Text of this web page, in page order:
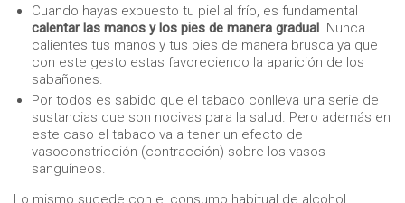
Cuando hayas expuesto tu piel al frío, es fundamental
calentar las manos y los pies de manera gradual. Nunca
calientes tus manos y tus pies de manera brusca ya que
con este gesto estas favoreciendo la aparición de los
sabañones.
Por todos es sabido que el tabaco conlleva una serie de
sustancias que son nocivas para la salud. Pero además en
este caso el tabaco va a tener un efecto de
vasoconstricción (contracción) sobre los vasos
sanguíneos.
Lo mismo sucede con el consumo habitual de alcohol.